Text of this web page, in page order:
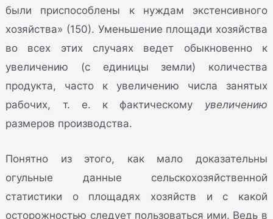
были приспособлены к нуждам экстенсивного
хозяйства» (150). Уменьшение площади хозяйства
во всех этих случаях ведет обыкновенно к
увеличению (с единицы земли) количества
продукта, часто к увеличению числа занятых
рабочих, т. е. к фактическому увеличению
размеров производства.
Понятно из этого, как мало доказательны
огульные данные сельскохозяйственной
статистики о площадях хозяйств и с какой
осторожностью следует пользоваться ими. Ведь в